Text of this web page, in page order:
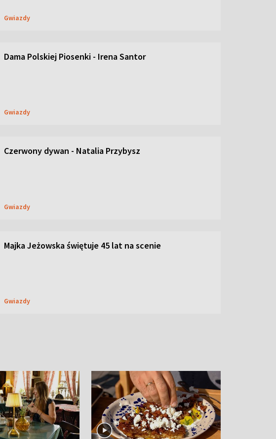
Gwiazdy
Dama Polskiej Piosenki - Irena Santor
Gwiazdy
Czerwony dywan - Natalia Przybysz
Gwiazdy
Majka Jeżowska świętuje 45 lat na scenie
Gwiazdy